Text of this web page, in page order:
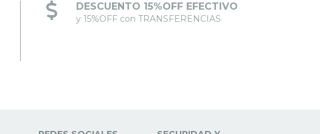
DESCUENTO 15%OFF EFECTIVO
y 15%OFF con TRANSFERENCIAS